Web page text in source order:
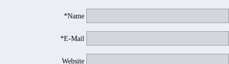
Name*
E-Mail*
Website